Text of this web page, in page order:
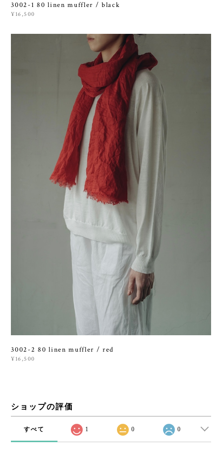
3002-1 80 linen muffler / black
¥16,500
3002-2 80 linen muffler / red
¥16,500
ショップの評価
すべて 1 0 0